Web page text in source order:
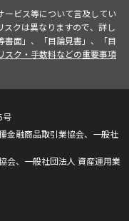
ービス等について言及してい
クは異なりますので、詳し
書面」、「目論見書」、「目
スク・手数料などの重要事項
号
金融商品取引業協会、一般社
会、一般社団法人 資産運用業